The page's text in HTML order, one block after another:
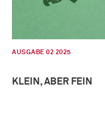
AUSGABE 02 2025
KLEIN, ABER FEIN